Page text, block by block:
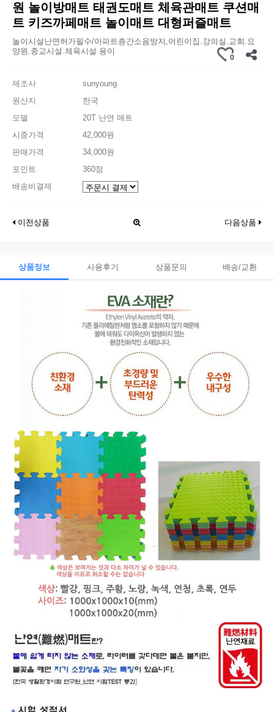
원 놀이방매트 태권도매트 체육관매트 쿠션매
트 키즈까페매트 놀이매트 대형퍼즐매트
놀이시설난연허가필수/아파트층간소음방지,어린이집.강의실.교회.요
양원.종교시설.체육시설 용이
0
제조사
sunyoung
원산지
한국
모델
20T 난연 매트
시중가격
42,000원
판매가격
34,000원
포인트
360점
배송비결제
이전상품 다음상품
상품정보 사용후기 상품문의 배송/교환